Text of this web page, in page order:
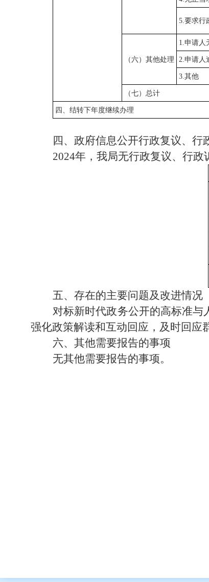
5.要求行
（六）其他处理
1.申请人
2.申请人
3.其他
（七）总计
四、结转下年度继续办理
四、政府信息公开行政复议、行
2024年，我局无行政复议、行政
五、存在的主要问题及改进情况
对标新时代政务公开的高标准与
强化政策解读和互动回应，及时回应
六、其他需要报告的事项
无其他需要报告的事项。